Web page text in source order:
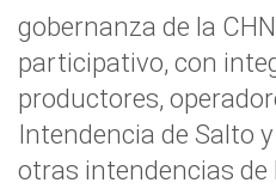
gobernanza de la
participativo, con
productores,
Intendencia de Salto
otras intendencias de